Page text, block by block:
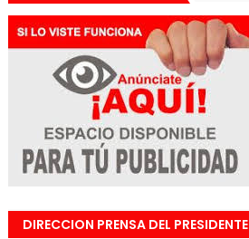
DIRECCION PRENSA DEL PRESIDENTE